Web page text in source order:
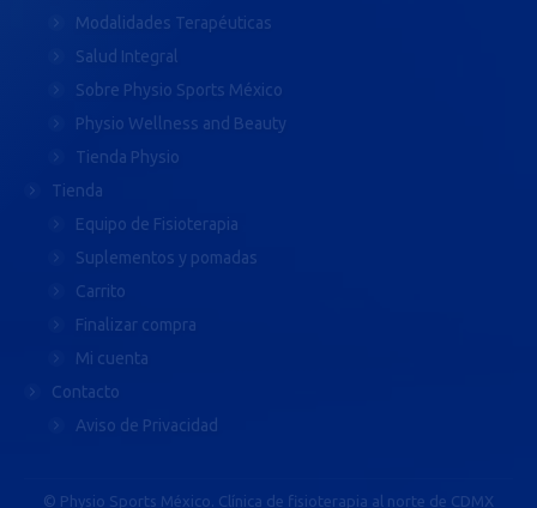
Modalidades Terapéuticas
Salud Integral
Sobre Physio Sports México
Physio Wellness and Beauty
Tienda Physio
Tienda
Equipo de Fisioterapia
Suplementos y pomadas
Carrito
Finalizar compra
Mi cuenta
Contacto
Aviso de Privacidad
© Physio Sports México. Clínica de fisioterapia al norte de CDMX